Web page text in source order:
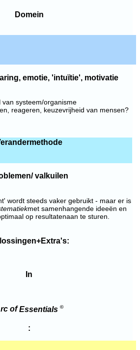
Domein
emotie, 'intuïtie', motivatie
van systeem/organisme
reageren, keuzevrijheid van mensen?
valkuilen
wordt steeds vaker gebruikt - maar er is
met samenhangende ideeën en
op resultatenaan te sturen.
In
of Essentials ©
: